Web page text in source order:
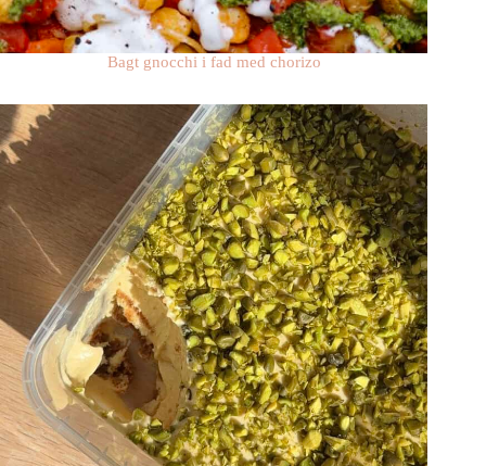
Bagt gnocchi i fad med chorizo